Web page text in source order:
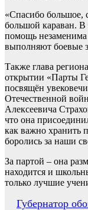
«Спасибо большое,
большой караван. В
помощь
выполняют боевые
Также глава
открытии «Парты
посвящён
Отечественной
Алексеевича
что она
как важно хранить
боролись за наши
За партой – она
находится и
только лучшие
Навигация
Губернатор